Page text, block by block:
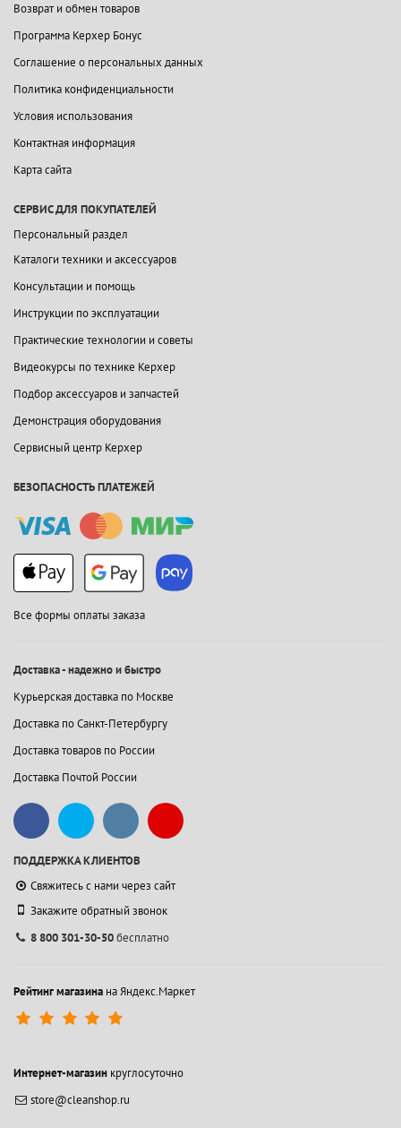
Возврат и обмен товаров
Программа Керхер Бонус
Соглашение о персональных данных
Политика конфиденциальности
Условия использования
Контактная информация
Карта сайта
СЕРВИС ДЛЯ ПОКУПАТЕЛЕЙ
Персональный раздел
Каталоги техники и аксессуаров
Консультации и помощь
Инструкции по эксплуатации
Практические технологии и советы
Видеокурсы по технике Керхер
Подбор аксессуаров и запчастей
Демонстрация оборудования
Сервисный центр Керхер
БЕЗОПАСНОСТЬ ПЛАТЕЖЕЙ
Все формы оплаты заказа
Доставка - надежно и быстро
Курьерская доставка по Москве
Доставка по Санкт-Петербургу
Доставка товаров по России
Доставка Почтой России
ПОДДЕРЖКА КЛИЕНТОВ
Свяжитесь с нами через сайт
Закажите обратный звонок
8 800 301-30-50бесплатно
Рейтинг магазина на Яндекс.Маркет
Интернет-магазин круглосуточно
store@cleanshop.ru